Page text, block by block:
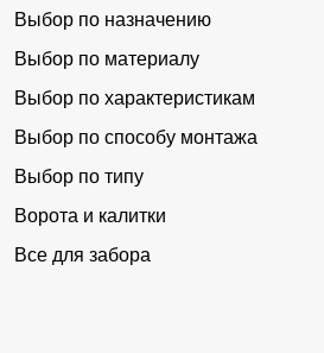
Выбор по назначению
Выбор по материалу
Выбор по характеристикам
Выбор по способу монтажа
Выбор по типу
Ворота и калитки
Все для забора